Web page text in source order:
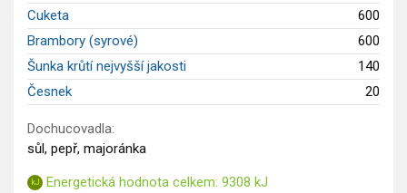
GLP-1 recepty
Cuketa
600
Brambory (syrové)
600
Šunka krůtí nejvyšší jakosti
140
Česnek
20
Dochucovadla:
sůl, pepř, majoránka
Energetická hodnota celkem: 9308 kJ